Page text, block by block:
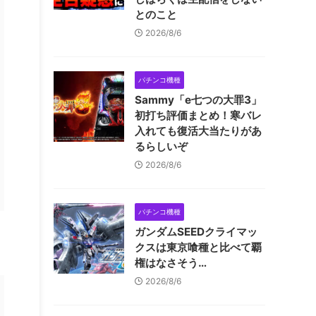
とのこと
2026/8/6
パチンコ機種
Sammy「e七つの大罪3」
初打ち評価まとめ！寒バレ
入れても復活大当たりがあ
るらしいぞ
2026/8/6
パチンコ機種
ガンダムSEEDクライマッ
クスは東京喰種と比べて覇
権はなさそう…
2026/8/6